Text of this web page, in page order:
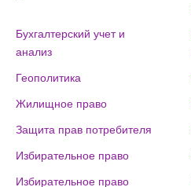
Бухгалтерский учет и
анализ
Геополитика
Жилищное право
Защита прав потребителя
Избирательное право
Избирательное право